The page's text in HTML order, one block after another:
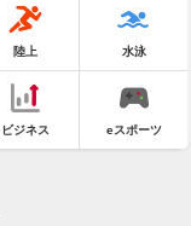
陸上 水泳
ビジネス eスポーツ